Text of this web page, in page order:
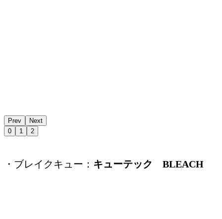
Prev
Next
0
1 2
・ブレイクキュー： キューテック BLEACH